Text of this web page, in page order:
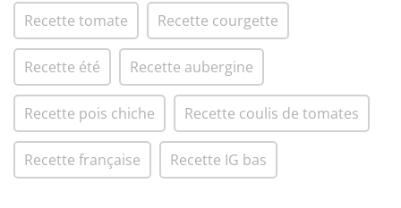
Recette tomate Recette courgette
Recette été Recette aubergine
Recette pois chiche Recette coulis de tomates
Recette française Recette IG bas